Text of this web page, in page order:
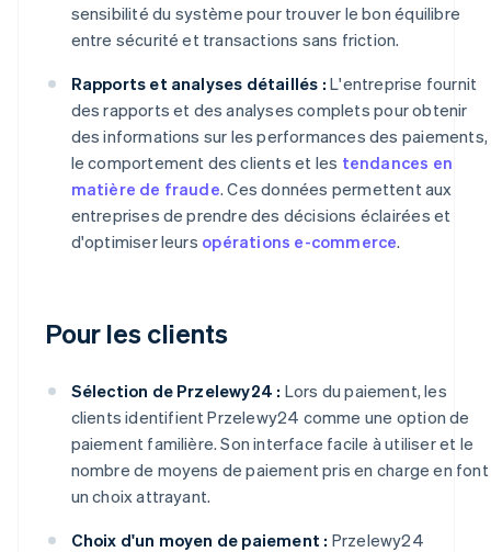
sensibilité du système pour trouver le bon équilibre
entre sécurité et transactions sans friction.
Rapports et analyses détaillés : L'entreprise fournit
des rapports et des analyses complets pour obtenir
des informations sur les performances des paiements,
le comportement des clients et les tendances en
matière de fraude. Ces données permettent aux
entreprises de prendre des décisions éclairées et
d'optimiser leurs opérations e-commerce.
Pour les clients
Sélection de Przelewy24 : Lors du paiement, les
clients identifient Przelewy24 comme une option de
paiement familière. Son interface facile à utiliser et le
nombre de moyens de paiement pris en charge en font
un choix attrayant.
Choix d'un moyen de paiement : Przelewy24